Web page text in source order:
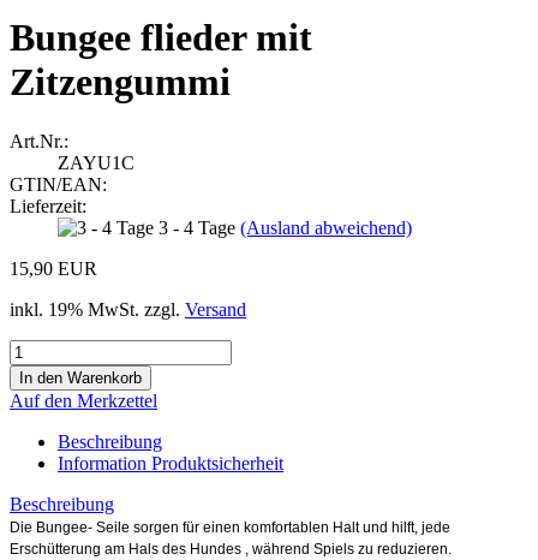
Bungee flieder mit
Zitzengummi
Art.Nr.:
ZAYU1C
GTIN/EAN:
Lieferzeit:
3 - 4 Tage (Ausland abweichend)
15,90 EUR
inkl. 19% MwSt. zzgl. Versand
Auf den Merkzettel
Beschreibung
Information Produktsicherheit
Beschreibung
Die Bungee- Seile sorgen für einen komfortablen Halt und hilft, jede
Erschütterung am Hals des Hundes , während Spiels zu reduzieren.